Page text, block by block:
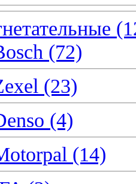
(72)
(23)
(4)
(14)